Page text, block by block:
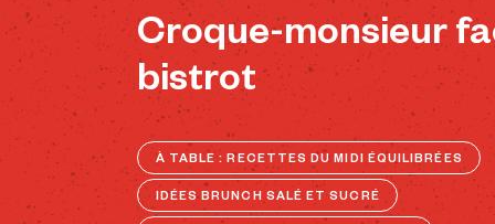
Croque-monsieur
bistrot
À TABLE : RECETTES DU MIDI ÉQUILIBRÉES
IDÉES BRUNCH SALÉ ET SUCRÉ